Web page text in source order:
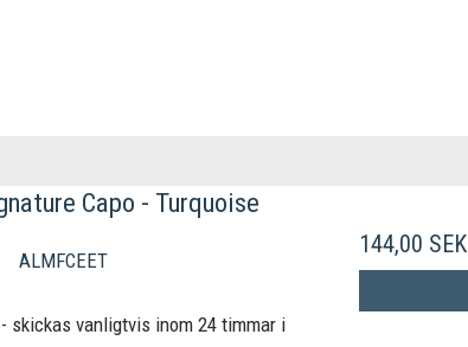
Capo - Turquoise
ALMFCEET
skickas vanligtvis inom 24 timmar i
144,00 SEK